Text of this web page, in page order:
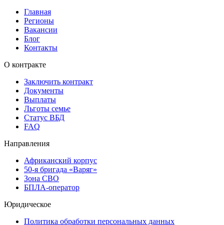
Главная
Регионы
Вакансии
Блог
Контакты
О контракте
Заключить контракт
Документы
Выплаты
Льготы семье
Статус ВБД
FAQ
Направления
Африканский корпус
50-я бригада «Варяг»
Зона СВО
БПЛА-оператор
Юридическое
Политика обработки персональных данных